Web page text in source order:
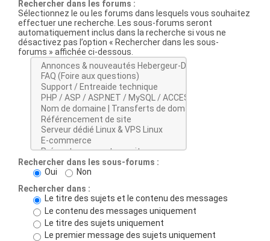
Rechercher dans les forums :
Sélectionnez le ou les forums dans lesquels vous souhaitez
effectuer une recherche. Les sous-forums seront
automatiquement inclus dans la recherche si vous ne
désactivez pas l’option « Rechercher dans les sous-
forums » affichée ci-dessous.
Rechercher dans les sous-forums :
Oui
Non
Rechercher dans :
Le titre des sujets et le contenu des messages
Le contenu des messages uniquement
Le titre des sujets uniquement
Le premier message des sujets uniquement